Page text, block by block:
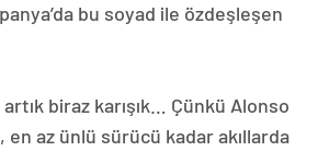
bu soyad ile özdeşleşen
biraz karışık… Çünkü Alonso
az ünlü sürücü kadar akıllarda